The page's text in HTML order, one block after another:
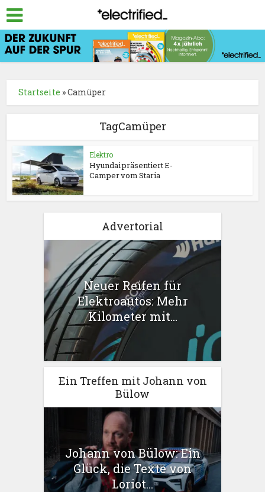
Startseite »Camüper
TagCamüper
Elektro
Hyundai präsentiert E-
Camper vom Staria
Advertorial
Neuer Reifen für
Elektroautos: Mehr
Kilometer mit...
Ein Treffen mit Johann von
Bülow
Johann von Bülow: Ein
Glück, die Texte von
Loriot...